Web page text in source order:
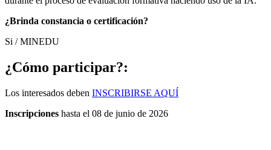
¿Brinda constancia o certificación?
Si / MINEDU
¿Cómo participar?:
Los interesados deben INSCRIBIRSE AQUÍ
Inscripciones hasta el 08 de junio de 2026